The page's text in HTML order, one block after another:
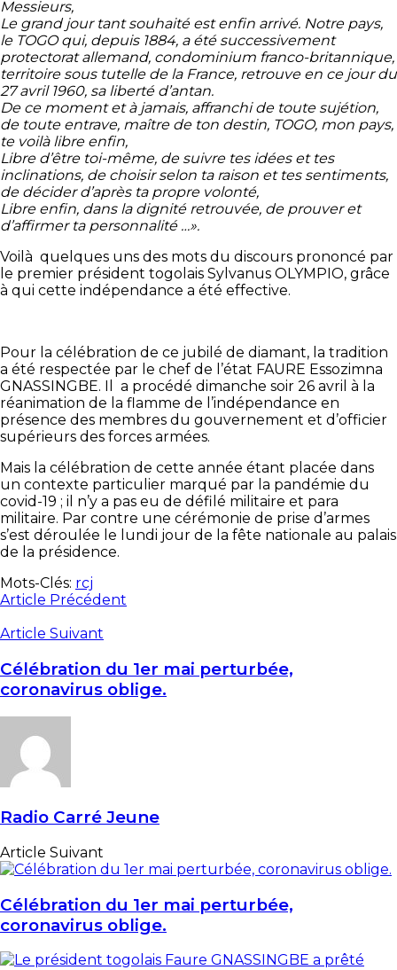
Messieurs,
Le grand jour tant souhaité est enfin arrivé. Notre pays,
le TOGO qui, depuis 1884, a été successivement
protectorat allemand, condominium franco-britannique,
territoire sous tutelle de la France, retrouve en ce jour du
27 avril 1960, sa liberté d’antan.
De ce moment et à jamais, affranchi de toute sujétion,
de toute entrave, maître de ton destin, TOGO, mon pays,
te voilà libre enfin,
Libre d’être toi-même, de suivre tes idées et tes
inclinations, de choisir selon ta raison et tes sentiments,
de décider d’après ta propre volonté,
Libre enfin, dans la dignité retrouvée, de prouver et
d’affirmer ta personnalité …».
Voilà quelques uns des mots du discours prononcé par
le premier président togolais Sylvanus OLYMPIO, grâce
à qui cette indépendance a été effective.
Pour la célébration de ce jubilé de diamant, la tradition
a été respectée par le chef de l’état FAURE Essozimna
GNASSINGBE. Il a procédé dimanche soir 26 avril à la
réanimation de la flamme de l’indépendance en
présence des membres du gouvernement et d’officier
supérieurs des forces armées.
Mais la célébration de cette année étant placée dans
un contexte particulier marqué par la pandémie du
covid-19 ; il n’y a pas eu de défilé militaire et para
militaire. Par contre une cérémonie de prise d’armes
s’est déroulée le lundi jour de la fête nationale au palais
de la présidence.
Mots-Clés: rcj
Article Précédent
Article Suivant
Célébration du 1er mai perturbée,
coronavirus oblige.
Radio Carré Jeune
Article Suivant
Célébration du 1er mai perturbée,
coronavirus oblige.